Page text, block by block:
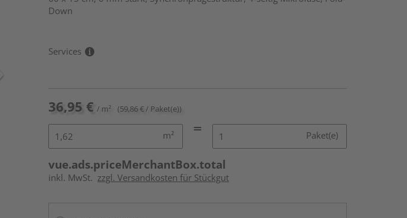
Down
Services
36,95 € / m² (59,86 € / Paket(e))
m² Paket(e)
vue.ads.priceMerchantBox.total
inkl. MwSt. zzgl. Versandkosten für Stückgut